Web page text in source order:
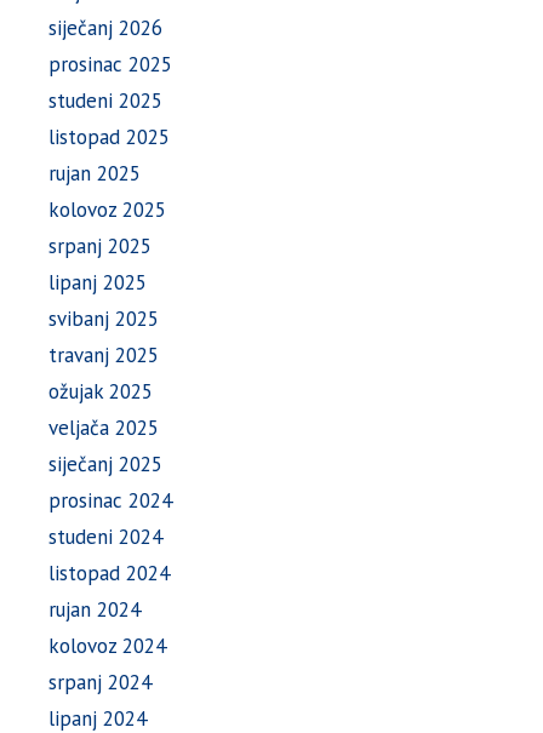
siječanj 2026
prosinac 2025
studeni 2025
listopad 2025
rujan 2025
kolovoz 2025
srpanj 2025
lipanj 2025
svibanj 2025
travanj 2025
ožujak 2025
veljača 2025
siječanj 2025
prosinac 2024
studeni 2024
listopad 2024
rujan 2024
kolovoz 2024
srpanj 2024
lipanj 2024